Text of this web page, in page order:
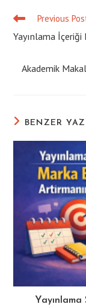
Read
articles
Previous
Yayınlama İçeriği
Akademik
BENZER